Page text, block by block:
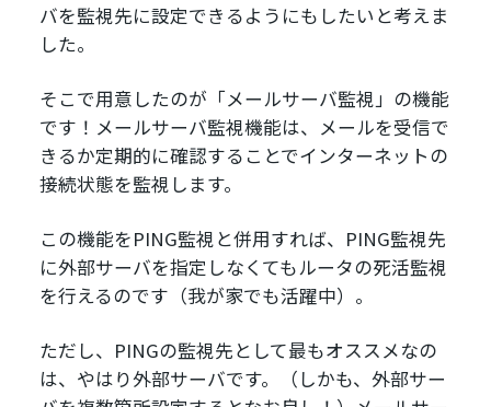
バを監視先に設定できるようにもしたいと考えま
した。
そこで用意したのが「メールサーバ監視」の機能
です！メールサーバ監視機能は、メールを受信で
きるか定期的に確認することでインターネットの
接続状態を監視します。
この機能をPING監視と併用すれば、PING監視先
に外部サーバを指定しなくてもルータの死活監視
を行えるのです（我が家でも活躍中）。
ただし、PINGの監視先として最もオススメなの
は、やはり外部サーバです。（しかも、外部サー